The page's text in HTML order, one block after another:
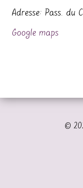
Adresse: Pass. du
Google maps
©